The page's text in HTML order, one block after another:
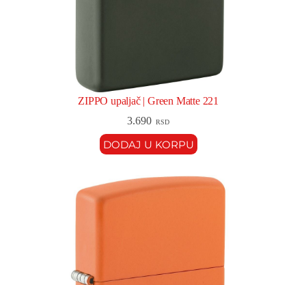
ZIPPO upaljač | Green Matte 221
3.690 RSD
DODAJ U KORPU